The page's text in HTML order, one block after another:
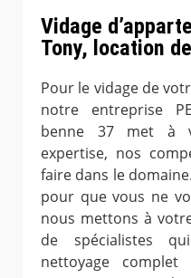
Vidage
Tony, location
Pour le vidage de
notre entreprise
benne 37 met à
expertise, nos
faire dans le
pour que vous ne
nous mettons à
de spécialistes
nettoyage